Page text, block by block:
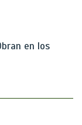
en los